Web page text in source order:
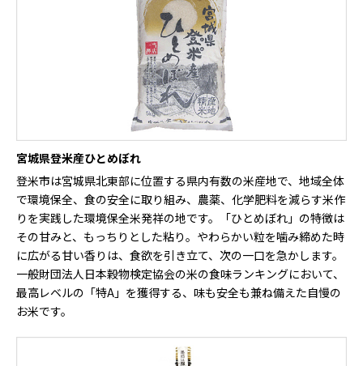
宮城県登米産ひとめぼれ
登米市は宮城県北東部に位置する県内有数の米産地で、地域全体
で環境保全、食の安全に取り組み、農薬、化学肥料を減らす米作
りを実践した環境保全米発祥の地です。「ひとめぼれ」の特徴は
その甘みと、もっちりとした粘り。やわらかい粒を噛み締めた時
に広がる甘い香りは、食欲を引き立て、次の一口を急かします。
一般財団法人日本穀物検定協会の米の食味ランキングにおいて、
最高レベルの「特A」を獲得する、味も安全も兼ね備えた自慢の
お米です。